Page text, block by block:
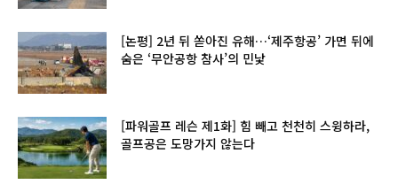
[논평] 2년 뒤 쏟아진 유해…‘제주항공’ 가면 뒤에
숨은 ‘무안공항 참사’의 민낯
[파워골프 레슨 제1화] 힘 빼고 천천히 스윙하라,
골프공은 도망가지 않는다